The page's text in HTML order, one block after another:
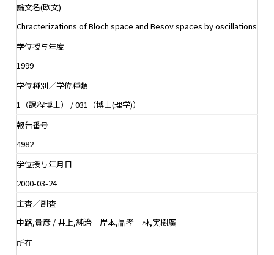
論文名(欧文)
Chracterizations of Bloch space and Besov spaces by oscillations
学位授与年度
1999
学位種別／学位種類
1（課程博士） / 031（博士(理学)）
報告番号
4982
学位授与年月日
2000-03-24
主査／副査
中路,貴彦 / 井上,純治 岸本,晶孝 林,実樹廣
所在